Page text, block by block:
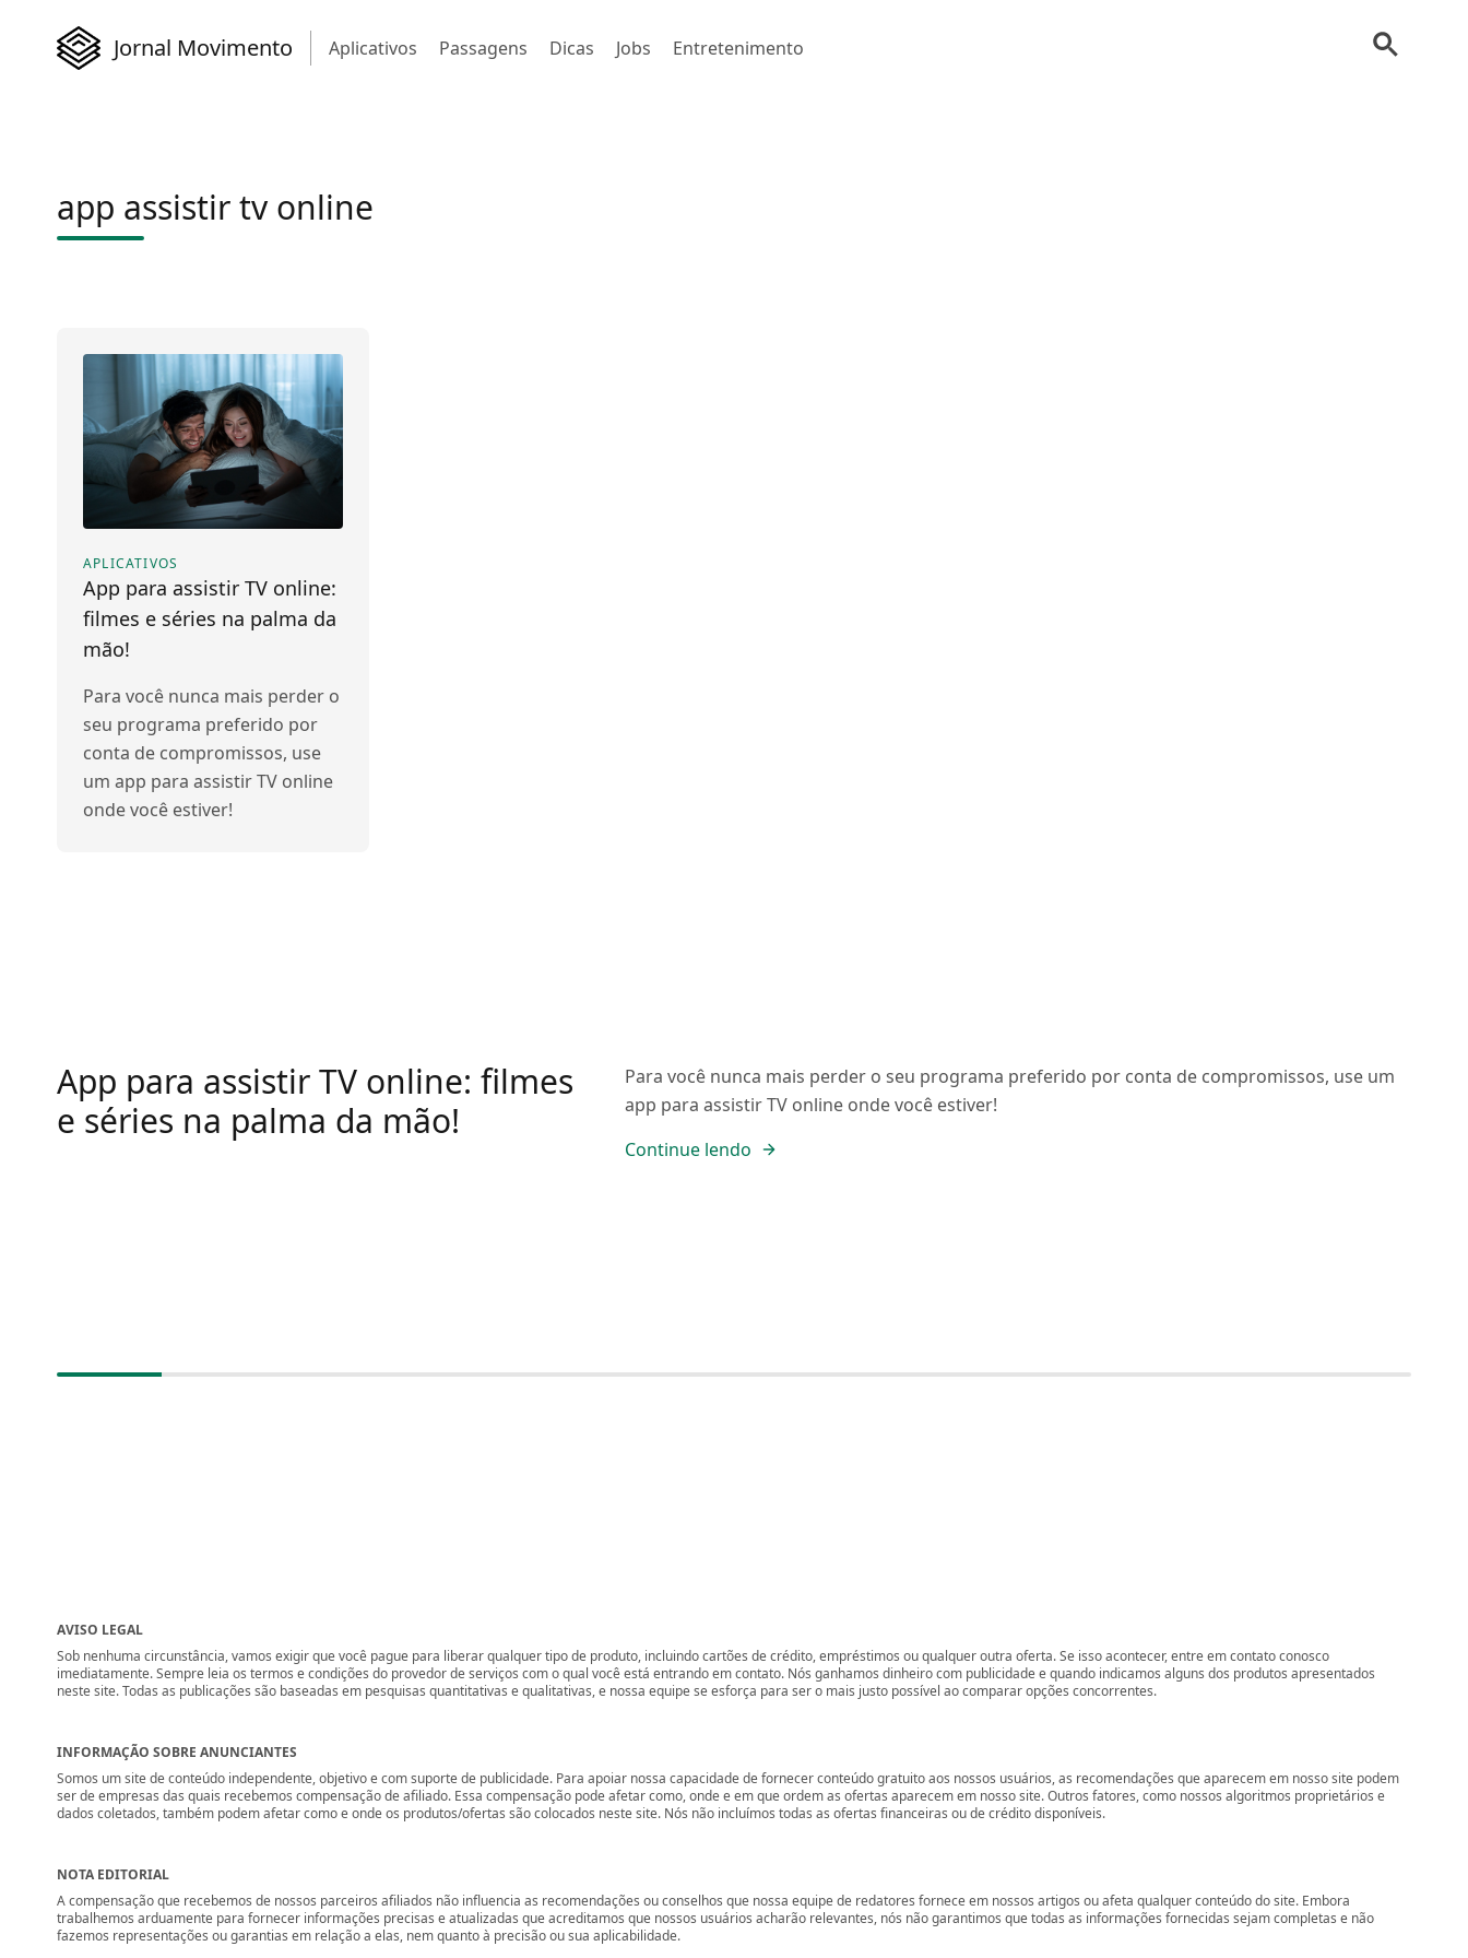
Jornal Movimento Aplicativos Passagens Dicas Jobs Entretenimento
app assistir tv online
APLICATIVOS
App para assistir TV online:
filmes e séries na palma da
mão!
Para você nunca mais perder o
seu programa preferido por
conta de compromissos, use
um app para assistir TV online
onde você estiver!
App para assistir TV online: filmes
e séries na palma da mão!
Para você nunca mais perder o seu programa preferido por conta de compromissos, use um
app para assistir TV online onde você estiver!
Continue lendo
AVISO LEGAL
Sob nenhuma circunstância, vamos exigir que você pague para liberar qualquer tipo de produto, incluindo cartões de crédito, empréstimos ou qualquer outra oferta. Se isso acontecer, entre em contato conosco
imediatamente. Sempre leia os termos e condições do provedor de serviços com o qual você está entrando em contato. Nós ganhamos dinheiro com publicidade e quando indicamos alguns dos produtos apresentados
neste site. Todas as publicações são baseadas em pesquisas quantitativas e qualitativas, e nossa equipe se esforça para ser o mais justo possível ao comparar opções concorrentes.
INFORMAÇÃO SOBRE ANUNCIANTES
Somos um site de conteúdo independente, objetivo e com suporte de publicidade. Para apoiar nossa capacidade de fornecer conteúdo gratuito aos nossos usuários, as recomendações que aparecem em nosso site podem
ser de empresas das quais recebemos compensação de afiliado. Essa compensação pode afetar como, onde e em que ordem as ofertas aparecem em nosso site. Outros fatores, como nossos algoritmos proprietários e
dados coletados, também podem afetar como e onde os produtos/ofertas são colocados neste site. Nós não incluímos todas as ofertas financeiras ou de crédito disponíveis.
NOTA EDITORIAL
A compensação que recebemos de nossos parceiros afiliados não influencia as recomendações ou conselhos que nossa equipe de redatores fornece em nossos artigos ou afeta qualquer conteúdo do site. Embora
trabalhemos arduamente para fornecer informações precisas e atualizadas que acreditamos que nossos usuários acharão relevantes, nós não garantimos que todas as informações fornecidas sejam completas e não
fazemos representações ou garantias em relação a elas, nem quanto à precisão ou sua aplicabilidade.